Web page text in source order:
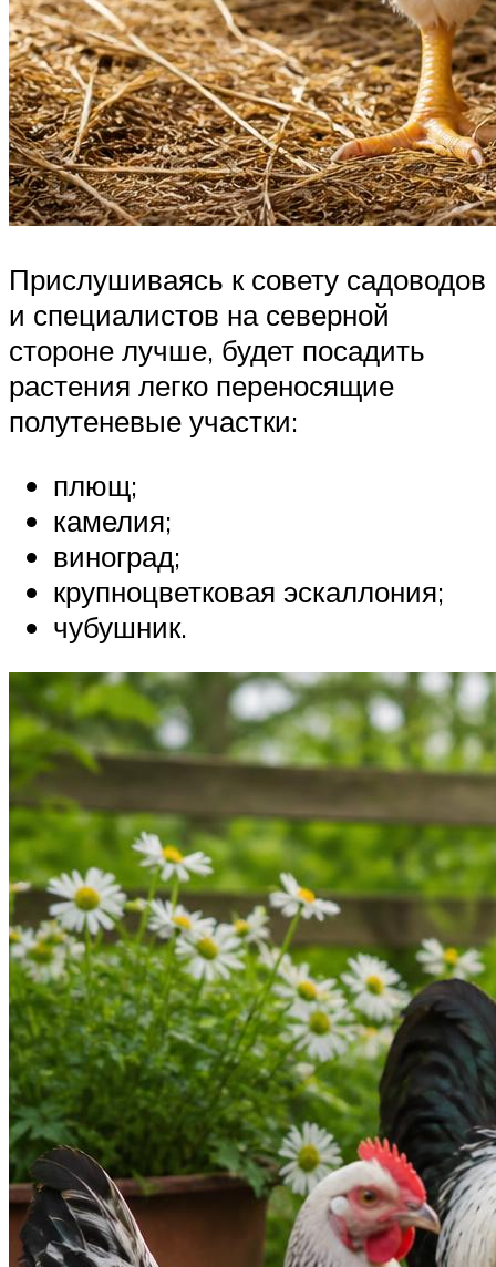
Прислушиваясь к совету садоводов
и специалистов на северной
стороне лучше, будет посадить
растения легко переносящие
полутеневые участки:
плющ;
камелия;
виноград;
крупноцветковая эскаллония;
чубушник.